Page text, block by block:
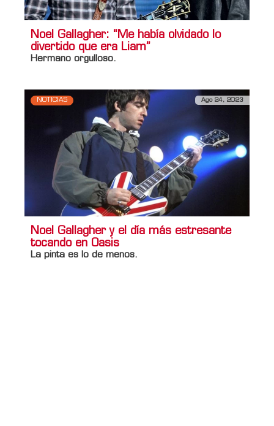
Noel Gallagher: “Me había olvidado lo
divertido que era Liam”
Hermano orgulloso.
NOTICIAS Ago 24, 2023
Noel Gallagher y el día más estresante
tocando en Oasis
La pinta es lo de menos.